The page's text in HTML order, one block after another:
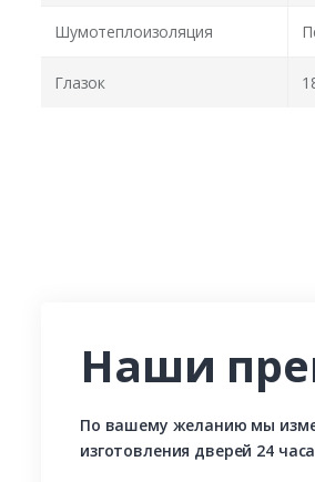
Шумотеплоизоляция
Глазок
Наши
По вашему желанию мы
изготовления дверей 24